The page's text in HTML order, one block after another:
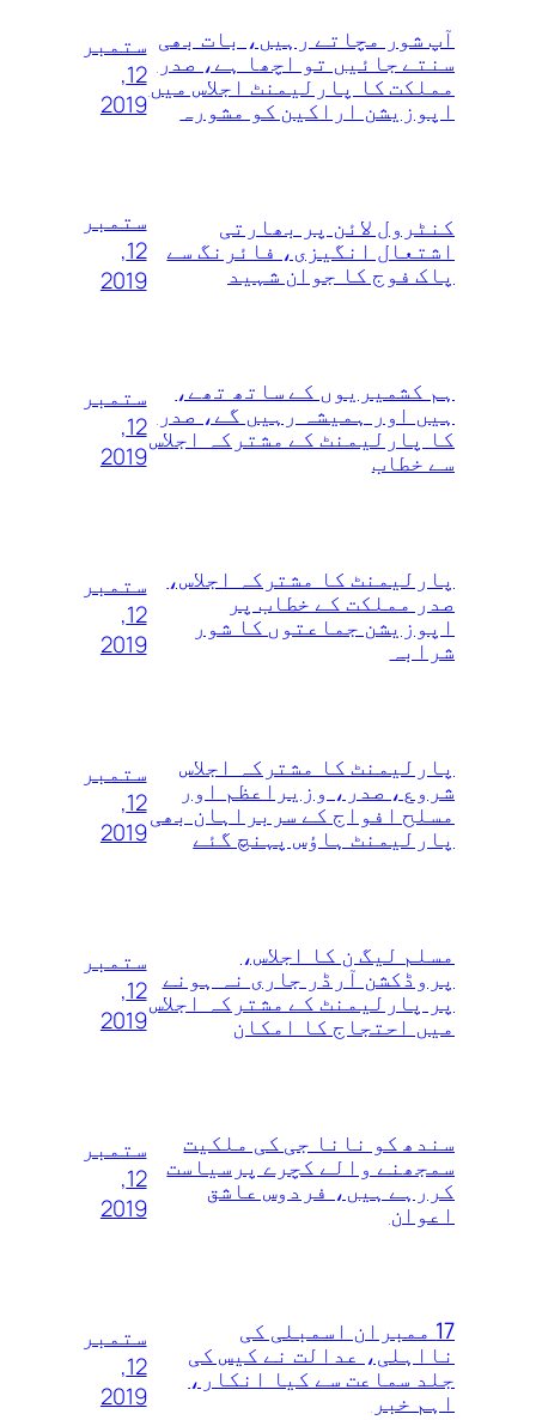
آپ شور مچاتے رہیں، بات بھی
سنتے جائیں تو اچھا ہے، صدر
مملکت کا پارلیمنٹ اجلاس میں
اپوزیشن اراکین کو مشورہ
ستمبر
12,
2019
کنٹرول لائن پر بھارتی
اشتعال انگیزی، فائرنگ سے
پاک فوج کا جوان شہید
ستمبر
12,
2019
ہم کشمیریوں‌ کے ساتھ تھے،
ہیں اور ہمیشہ رہیں گے، صدر
کا پارلیمنٹ کے مشترکہ اجلاس
سے خطاب
ستمبر
12,
2019
پارلیمنٹ کا مشترکہ اجلاس،
صدر مملکت کے خطاب پر
اپوزیشن جماعتوں کا شور
شرابہ
ستمبر
12,
2019
پارلیمنٹ کا مشترکہ اجلاس
شروع، صدر، وزیراعظم اور
مسلح افواج کے سربراہان بھی
پارلیمنٹ ہاؤس پہنچ گئے
ستمبر
12,
2019
مسلم لیگ ن کا اجلاس،
پروڈکشن آرڈر جاری نہ ہونے
پر پارلیمنٹ کے مشترکہ اجلاس
میں احتجاج کا امکان
ستمبر
12,
2019
سندھ کو نانا جی کی ملکیت
سمجھنے والے کچرے پرسیاست
کررہے ہیں، فردوس عاشق
اعوان
ستمبر
12,
2019
17 ممبران اسمبلی کی
نااہلی، عدالت نے کیس کی
جلد سماعت سے کیا انکار،
اہم خبر
ستمبر
12,
2019